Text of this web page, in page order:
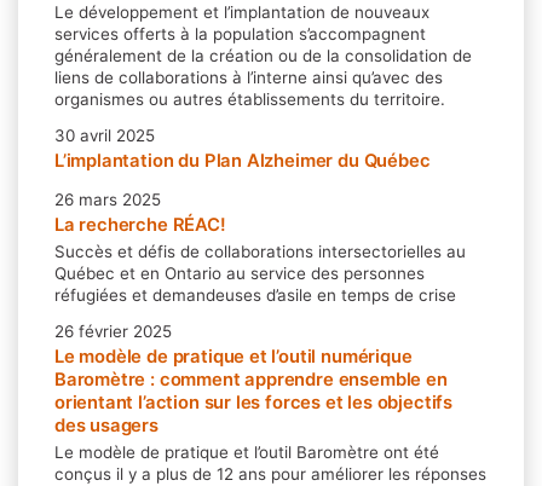
Le développement et l’implantation de nouveaux
services offerts à la population s’accompagnent
généralement de la création ou de la consolidation de
liens de collaborations à l’interne ainsi qu’avec des
organismes ou autres établissements du territoire.
30 avril 2025
L’implantation du Plan Alzheimer du Québec
26 mars 2025
La recherche RÉAC!
Succès et défis de collaborations intersectorielles au
Québec et en Ontario au service des personnes
réfugiées et demandeuses d’asile en temps de crise
26 février 2025
Le modèle de pratique et l’outil numérique
Baromètre : comment apprendre ensemble en
orientant l’action sur les forces et les objectifs
des usagers
Le modèle de pratique et l’outil Baromètre ont été
conçus il y a plus de 12 ans pour améliorer les réponses